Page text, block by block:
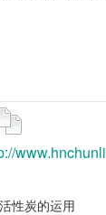
性炭的运用